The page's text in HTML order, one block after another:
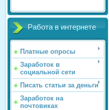
Работа в интернете
Платные опросы
Заработок в
социальной сети
Писать статьи за деньги
Заработок на
почтовиках